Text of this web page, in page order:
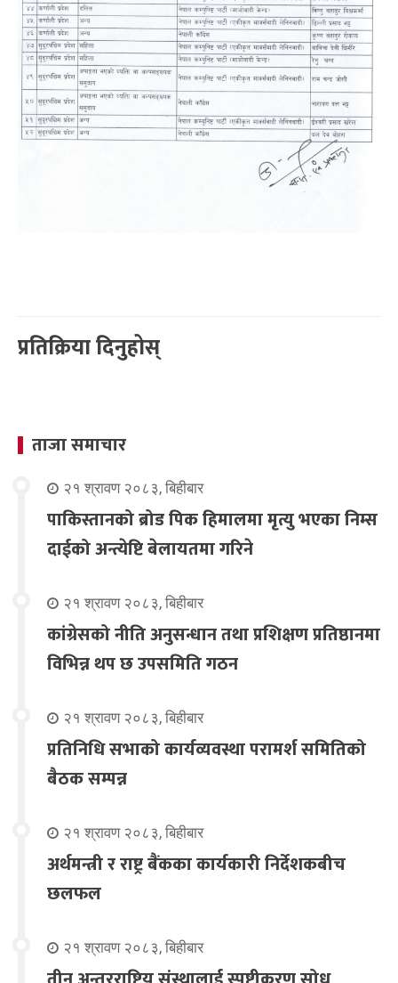
प्रतिक्रिया दिनुहोस्
ताजा समाचार
२१ श्रावण २०८३, बिहीबार
पाकिस्तानको ब्रोड पिक हिमालमा मृत्यु भएका निम्स
दाईको अन्त्येष्टि बेलायतमा गरिने
२१ श्रावण २०८३, बिहीबार
कांग्रेसको नीति अनुसन्धान तथा प्रशिक्षण प्रतिष्ठानमा
विभिन्न थप छ उपसमिति गठन
२१ श्रावण २०८३, बिहीबार
प्रतिनिधि सभाको कार्यव्यवस्था परामर्श समितिको
बैठक सम्पन्न
२१ श्रावण २०८३, बिहीबार
अर्थमन्त्री र राष्ट्र बैंकका कार्यकारी निर्देशकबीच
छलफल
२१ श्रावण २०८३, बिहीबार